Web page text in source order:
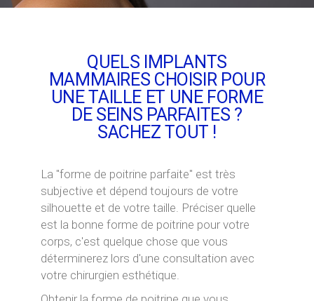
QUELS IMPLANTS
MAMMAIRES CHOISIR POUR
UNE TAILLE ET UNE FORME
DE SEINS PARFAITES ?
SACHEZ TOUT !
La "forme de poitrine parfaite" est très
subjective et dépend toujours de votre
silhouette et de votre taille. Préciser quelle
est la bonne forme de poitrine pour votre
corps, c'est quelque chose que vous
déterminerez lors d'une consultation avec
votre chirurgien esthétique.